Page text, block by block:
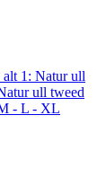
alt 1: Natur ull
ull tweed
- L - XL